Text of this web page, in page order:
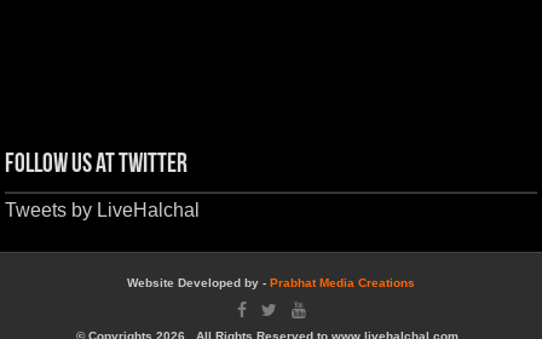
Follow us at Twitter
Tweets by LiveHalchal
Website Developed by - Prabhat Media Creations